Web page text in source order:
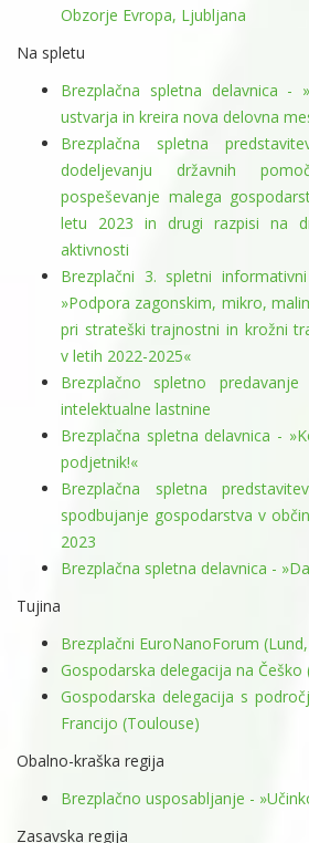
Obzorje Evropa, Ljubljana
Na spletu
Brezplačna spletna delavnica -
ustvarja in kreira nova delovna
Brezplačna spletna
dodeljevanju državnih
pospeševanje malega
letu 2023 in drugi razpisi na
aktivnosti
Brezplačni 3. spletni
»Podpora zagonskim, mikro,
pri strateški trajnostni in krožni
v letih 2022-2025«
Brezplačno spletno
intelektualne lastnine
Brezplačna spletna delavnica -
podjetnik!«
Brezplačna spletna
spodbujanje gospodarstva v
2023
Brezplačna spletna delavnica -
Tujina
Brezplačni EuroNanoForum
Gospodarska delegacija na Češko
Gospodarska delegacija s
Francijo (Toulouse)
Obalno-kraška regija
Brezplačno usposabljanje -
Zasavska regija